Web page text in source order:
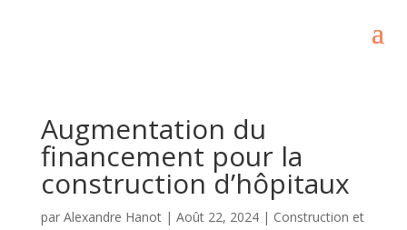
Augmentation du
financement pour la
construction d’hôpitaux
par Alexandre Hanot| Août 22, 2024| Construction et